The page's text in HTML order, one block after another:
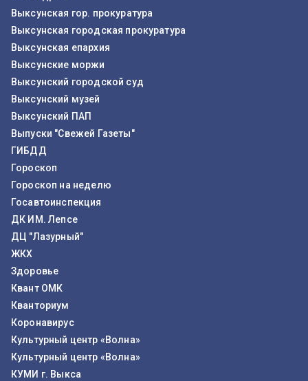
Выксунская гор. прокуратура
Выксунская городская прокуратура
Выксунская епархия
Выксунские моржи
Выксунский городской суд
Выксунский музей
Выксунский ПАП
Выпуски "Свежей Газеты"
ГИБДД
Гороскоп
Гороскоп на неделю
Госавтоинспекция
ДК ИМ. Лепсе
ДЦ "Лазурный"
ЖКХ
Здоровье
Квант ОМК
Кванториум
Коронавирус
Культурный центр «Волна»
Культурный центр «Волна»
КУМИ г. Выкса